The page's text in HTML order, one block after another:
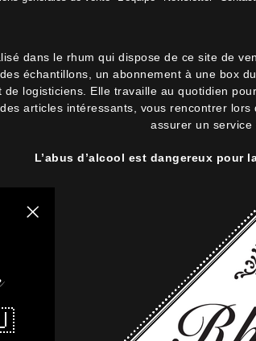
Fermer la boite
dans le rhum qui dispose de ce site de
échantillons, un abonnement à une box
logisticiens. Elle travaille au quotidien
articles intéressants, vous rencontrer
assurer un service
L’abus d’alcool est dangereux pour